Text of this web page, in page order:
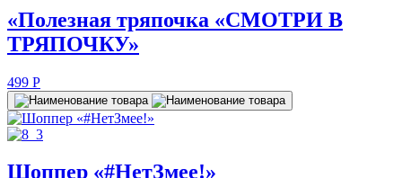
«Полезная тряпочка «СМОТРИ В
ТРЯПОЧКУ»
499 P
Шоппер «#НетЗмее!»